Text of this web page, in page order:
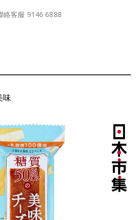
絡客服 9146 6888
味